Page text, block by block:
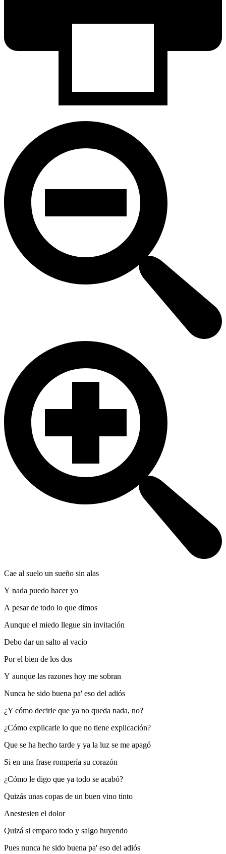
Cae al suelo un sueño sin alas
Y nada puedo hacer yo
A pesar de todo lo que dimos
Aunque el miedo llegue sin invitación
Debo dar un salto al vacío
Por el bien de los dos
Y aunque las razones hoy me sobran
Nunca he sido buena pa' eso del adiós
¿Y cómo decirle que ya no queda nada, no?
¿Cómo explicarle lo que no tiene explicación?
Que se ha hecho tarde y ya la luz se me apagó
Si en una frase rompería su corazón
¿Cómo le digo que ya todo se acabó?
Quizás unas copas de un buen vino tinto
Anestesien el dolor
Quizá si empaco todo y salgo huyendo
Pues nunca he sido buena pa' eso del adiós